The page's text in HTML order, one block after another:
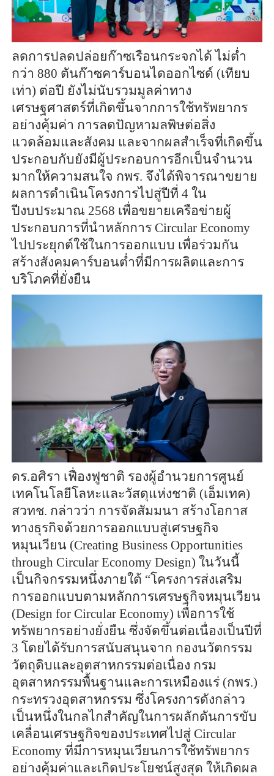
ลดการปลดปล่อยก๊าซเรือนกระจกได้ ไม่ต่ำ
กว่า 880 ตันก๊าซคาร์บอนไดออกไซด์ (เทียบ
เท่า) ต่อปี ยังไม่นับรวมมูลค่าทาง
เศรษฐศาสตร์ที่เกิดขึ้นจากการใช้ทรัพยากร
อย่างคุ้มค่า การลดปัญหามลพิษต่อสิ่ง
แวดล้อมและสังคม และจากผลสำเร็จที่เกิดขึ้น
ประกอบกับยังมีผู้ประกอบการอีกเป็นจำนวน
มากให้ความสนใจ กพร. จึงได้พิจารณาขยาย
ผลการดำเนินโครงการไปสู่ปีที่ 4 ใน
ปีงบประมาณ 2568 เพื่อขยายเครือข่ายผู้
ประกอบการที่นำหลักการ Circular Economy
ไปประยุกต์ใช้ในการออกแบบ เพื่อร่วมกัน
สร้างสังคมคาร์บอนต่ำที่มีการผลิตและการ
บริโภคที่ยั่งยืน
ดร.อศิรา เฟื่องฟูชาติ รองผู้อำนวยการศูนย์
เทคโนโลยีโลหะและวัสดุแห่งชาติ (เอ็มเทค)
สวทช. กล่าวว่า การจัดสัมมนา สร้างโอกาส
ทางธุรกิจด้วยการออกแบบสู่เศรษฐกิจ
หมุนเวียน (Creating Business Opportunities
through Circular Economy Design) ในวันนี้
เป็นกิจกรรมหนึ่งภายใต้ “โครงการส่งเสริม
การออกแบบตามหลักการเศรษฐกิจหมุนเวียน
(Design for Circular Economy) เพื่อการใช้
ทรัพยากรอย่างยั่งยืน ซึ่งจัดขึ้นต่อเนื่องเป็นปีที่
3 โดยได้รับการสนับสนุนจาก กองนวัตกรรม
วัตถุดิบและอุตสาหกรรมต่อเนื่อง กรม
อุตสาหกรรมพื้นฐานและการเหมืองแร่ (กพร.)
กระทรวงอุตสาหกรรม ซึ่งโครงการดังกล่าว
เป็นหนึ่งในกลไกสำคัญในการผลักดันการขับ
เคลื่อนเศรษฐกิจของประเทศไปสู่ Circular
Economy ที่มีการหมุนเวียนการใช้ทรัพยากร
อย่างคุ้มค่าและเกิดประโยชน์สูงสุด ให้เกิดผล